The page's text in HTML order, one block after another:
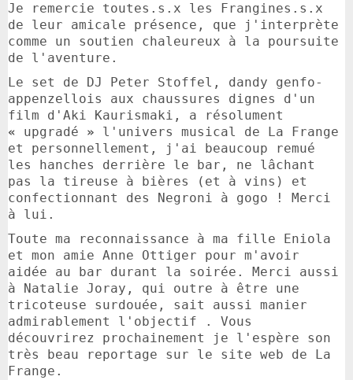
Je remercie toutes.s.x les Frangines.s.x
de leur amicale présence, que j'interprète
comme un soutien chaleureux à la poursuite
de l'aventure.
Le set de DJ Peter Stoffel, dandy genfo-
appenzellois aux chaussures dignes d'un
film d'Aki Kaurismaki, a résolument
« upgradé » l'univers musical de La Frange
et personnellement, j'ai beaucoup remué
les hanches derrière le bar, ne lâchant
pas la tireuse à bières (et à vins) et
confectionnant des Negroni à gogo ! Merci
à lui.
Toute ma reconnaissance à ma fille Eniola
et mon amie Anne Ottiger pour m'avoir
aidée au bar durant la soirée. Merci aussi
à Natalie Joray, qui outre à être une
tricoteuse surdouée, sait aussi manier
admirablement l'objectif . Vous
découvrirez prochainement je l'espère son
très beau reportage sur le site web de La
Frange.